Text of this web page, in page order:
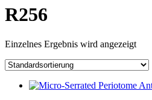
R256
Einzelnes Ergebnis wird angezeigt